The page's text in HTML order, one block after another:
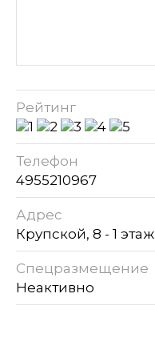
Рейтинг
Телефон
4955210967
Адрес
Крупской, 8 - 1 этаж
Спецразмещение
Неактивно